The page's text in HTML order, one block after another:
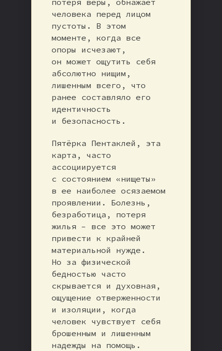
человека перед лицом
пустоты. В этом
моменте, когда все
опоры исчезают,
он может ощутить себя
абсолютно нищим,
лишенным всего, что
ранее составляло его
идентичность
и безопасность.
Пятёрка Пентаклей, эта
карта, часто
ассоциируется
с состоянием «нищеты»
в ее наиболее осязаемом
проявлении. Болезнь,
безработица, потеря
жилья – все это может
привести к крайней
материальной нужде.
Но за физической
бедностью часто
скрывается и духовная,
ощущение отверженности
и изоляции, когда
человек чувствует себя
брошенным и лишенным
надежды на помощь.